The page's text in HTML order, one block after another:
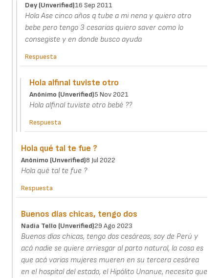
Dey (unverified)16 Sep 2011
Hola Ase cinco años q tube a mi nena y quiero otro
bebe pero tengo 3 cesarias quiero saver como lo
consegiste y en donde busco ayuda
Respuesta
Hola alfinal tuviste otro
Anónimo (unverified)5 Nov 2021
Hola alfinal tuviste otro bebé ??
Respuesta
Hola qué tal te fue ?
Anónimo (unverified)8 Jul 2022
Hola qué tal te fue ?
Respuesta
Buenos días chicas, tengo dos
Nadia Tello (unverified)29 Ago 2023
Buenos días chicas, tengo dos cesáreas, soy de Perú y
acá nadie se quiere arriesgar al parto natural, la cosa es
que acá varias mujeres mueren en su tercera cesárea
en el hospital del estado, el Hipólito Unanue, necesito que